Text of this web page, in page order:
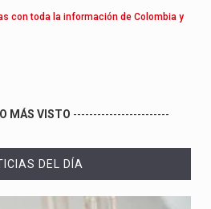
con toda la información de Colombia y
MÁS VISTO ------------------------
DEL DÍA